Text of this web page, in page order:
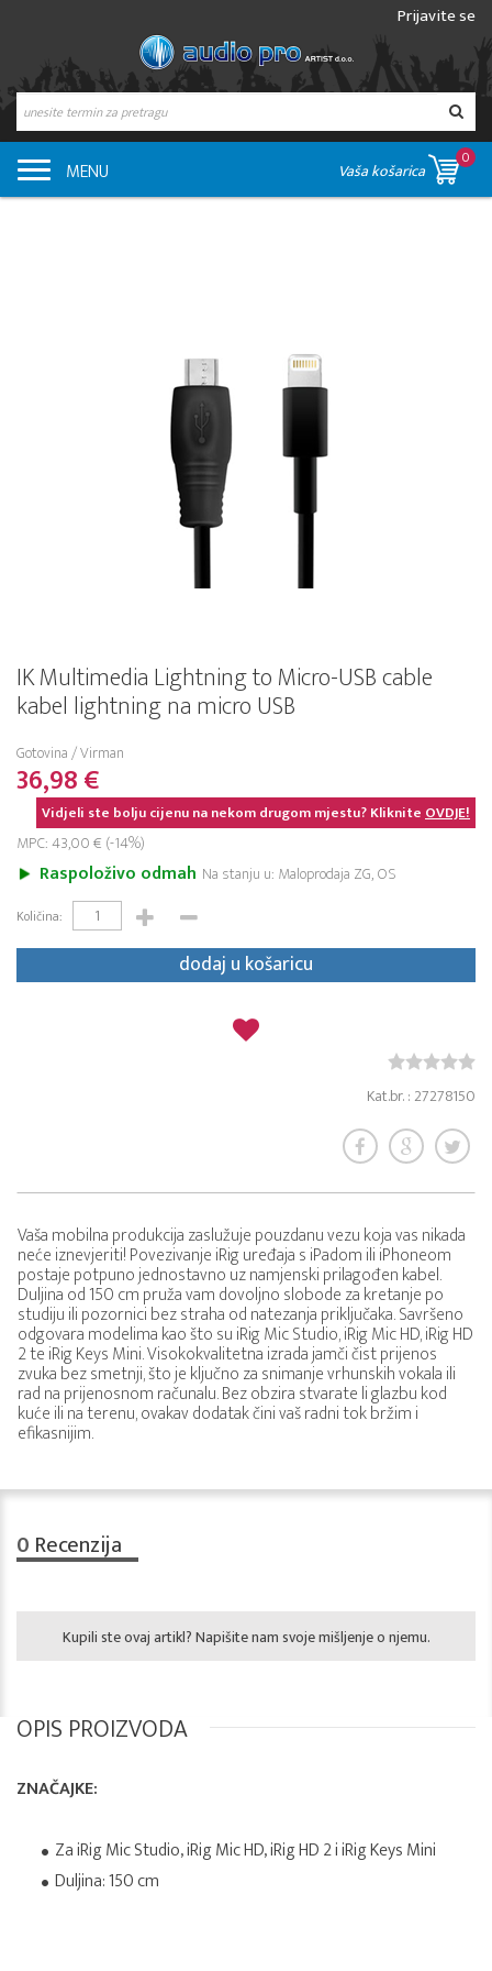
Prijavite se
MENU Vaša košarica
0
IK Multimedia Lightning to Micro-USB cable
kabel lightning na micro USB
Gotovina / Virman
36,98 €
Vidjeli ste bolju cijenu na nekom drugom mjestu? KlikniteOVDJE!
MPC: 43,00 € (-14%)
Raspoloživo odmah Na stanju u: Maloprodaja ZG, OS
Količina:
dodaj u košaricu
Kat.br. : 27278150
Vaša mobilna produkcija zaslužuje pouzdanu vezu koja vas nikada
neće iznevjeriti! Povezivanje iRig uređaja s iPadom ili iPhoneom
postaje potpuno jednostavno uz namjenski prilagođen kabel.
Duljina od 150 cm pruža vam dovoljno slobode za kretanje po
studiju ili pozornici bez straha od natezanja priključaka. Savršeno
odgovara modelima kao što su iRig Mic Studio, iRig Mic HD, iRig HD
2 te iRig Keys Mini. Visokokvalitetna izrada jamči čist prijenos
zvuka bez smetnji, što je ključno za snimanje vrhunskih vokala ili
rad na prijenosnom računalu. Bez obzira stvarate li glazbu kod
kuće ili na terenu, ovakav dodatak čini vaš radni tok bržim i
efikasnijim.
0 Recenzija
Kupili ste ovaj artikl? Napišite nam svoje mišljenje o njemu.
OPIS PROIZVODA
ZNAČAJKE:
Za iRig Mic Studio, iRig Mic HD, iRig HD 2 i iRig Keys Mini
Duljina: 150 cm